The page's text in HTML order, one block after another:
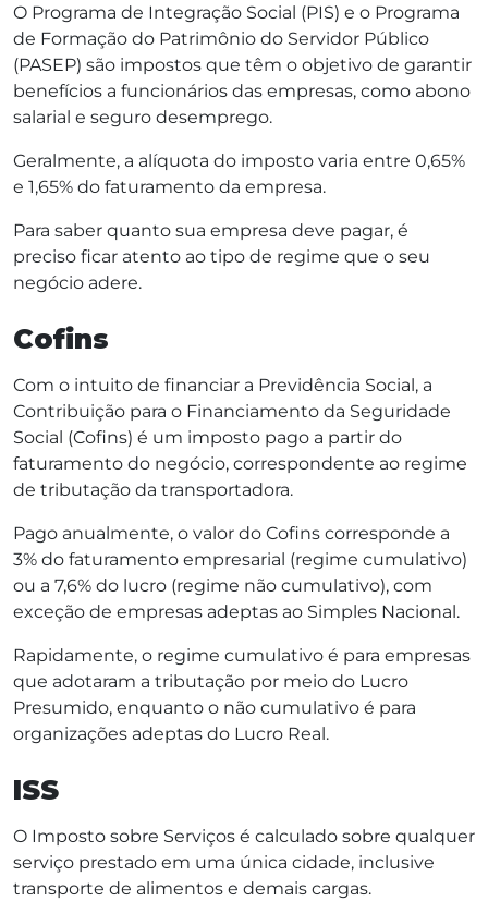
O Programa de Integração Social (PIS) e o Programa
de Formação do Patrimônio do Servidor Público
(PASEP) são impostos que têm o objetivo de garantir
benefícios a funcionários das empresas, como abono
salarial e seguro desemprego.
Geralmente, a alíquota do imposto varia entre 0,65%
e 1,65% do faturamento da empresa.
Para saber quanto sua empresa deve pagar, é
preciso ficar atento ao tipo de regime que o seu
negócio adere.
Cofins
Com o intuito de financiar a Previdência Social, a
Contribuição para o Financiamento da Seguridade
Social (Cofins) é um imposto pago a partir do
faturamento do negócio, correspondente ao regime
de tributação da transportadora.
Pago anualmente, o valor do Cofins corresponde a
3% do faturamento empresarial (regime cumulativo)
ou a 7,6% do lucro (regime não cumulativo), com
exceção de empresas adeptas ao Simples Nacional.
Rapidamente, o regime cumulativo é para empresas
que adotaram a tributação por meio do Lucro
Presumido, enquanto o não cumulativo é para
organizações adeptas do Lucro Real.
ISS
O Imposto sobre Serviços é calculado sobre qualquer
serviço prestado em uma única cidade, inclusive
transporte de alimentos e demais cargas.